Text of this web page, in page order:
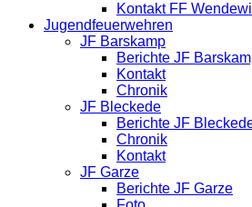
Kontakt FF
Jugendfeuerwehren
JF Barskamp
Berichte JF
Kontakt
Chronik
JF Bleckede
Berichte JF
Chronik
Kontakt
JF Garze
Berichte JF Garze